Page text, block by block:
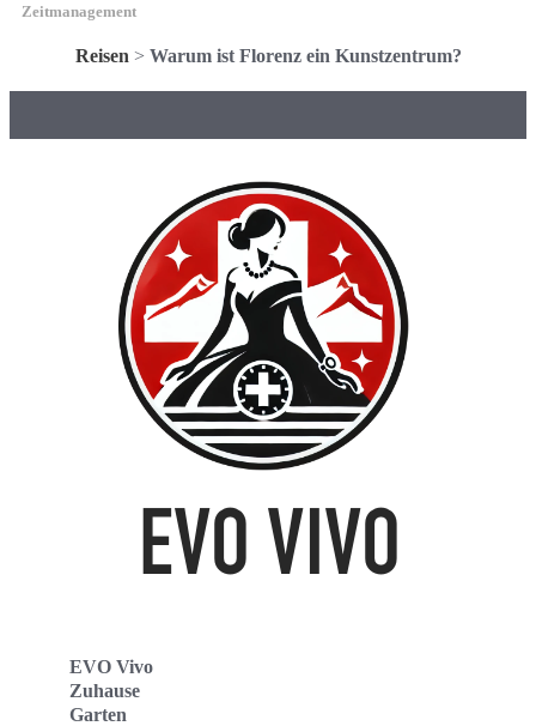
Zeitmanagement
Reisen > Warum ist Florenz ein Kunstzentrum?
EVO Vivo
Zuhause
Garten